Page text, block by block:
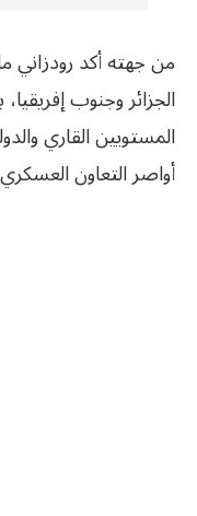
من جهته أكد رودزاني
الجزائر وجنوب
المستويين القاري
أواصر التعاون